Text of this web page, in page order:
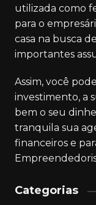
utilizada como
para o
casa na busca
importantes
Assim, você
investimento, a
bem o seu
tranquila sua
financeiros e
Categorias